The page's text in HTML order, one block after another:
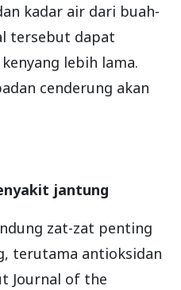
kadar air dari buah-
tersebut dapat
lebih lama.
cenderung akan
jantung
zat-zat penting
terutama antioksidan
Journal of the